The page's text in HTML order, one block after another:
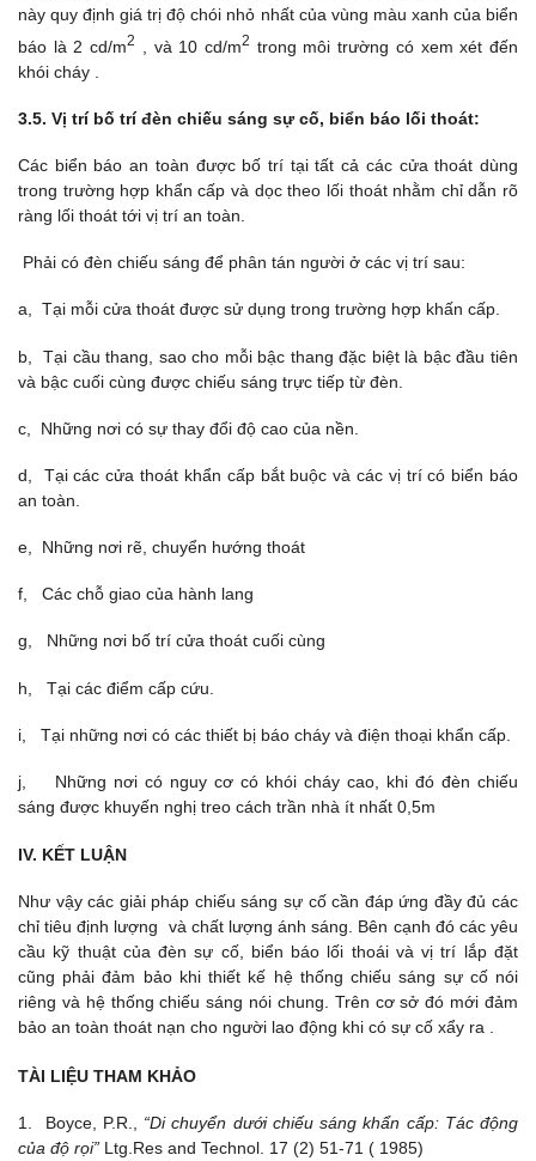
này quy định giá trị độ chói nhỏ nhất của vùng màu xanh của biển
báo là 2 cd/m2 , và 10 cd/m2 trong môi trường có xem xét đến
khói cháy .
3.5. Vị trí bố trí đèn chiếu sáng sự cố, biển báo lối thoát:
Các biển báo an toàn được bố trí tại tất cả các cửa thoát dùng
trong trường hợp khẩn cấp và dọc theo lối thoát nhằm chỉ dẫn rõ
ràng lối thoát tới vị trí an toàn.
Phải có đèn chiếu sáng để phân tán người ở các vị trí sau:
a, Tại mỗi cửa thoát được sử dụng trong trường hợp khấn cấp.
b, Tại cầu thang, sao cho mỗi bậc thang đặc biệt là bậc đầu tiên
và bậc cuối cùng được chiếu sáng trực tiếp từ đèn.
c, Những nơi có sự thay đổi độ cao của nền.
d, Tại các cửa thoát khẩn cấp bắt buộc và các vị trí có biển báo
an toàn.
e, Những nơi rẽ, chuyển hướng thoát
f, Các chỗ giao của hành lang
g, Những nơi bố trí cửa thoát cuối cùng
h, Tại các điểm cấp cứu.
i, Tại những nơi có các thiết bị báo cháy và điện thoại khẩn cấp.
j, Những nơi có nguy cơ có khói cháy cao, khi đó đèn chiếu
sáng được khuyến nghị treo cách trần nhà ít nhất 0,5m
IV. KẾT LUẬN
Như vậy các giải pháp chiếu sáng sự cố cần đáp ứng đầy đủ các
chỉ tiêu định lượng và chất lượng ánh sáng. Bên cạnh đó các yêu
cầu kỹ thuật của đèn sự cố, biển báo lối thoái và vị trí lắp đặt
cũng phải đảm bảo khi thiết kế hệ thống chiếu sáng sự cố nói
riêng và hệ thống chiếu sáng nói chung. Trên cơ sở đó mới đảm
bảo an toàn thoát nạn cho người lao động khi có sự cố xẩy ra .
TÀI LIỆU THAM KHẢO
1. Boyce, P.R., “Di chuyển dưới chiếu sáng khẩn cấp: Tác động
của độ rọi” Ltg.Res and Technol. 17 (2) 51-71 ( 1985)